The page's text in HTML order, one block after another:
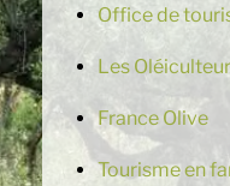
Office de
Les
France Olive
Tourisme en